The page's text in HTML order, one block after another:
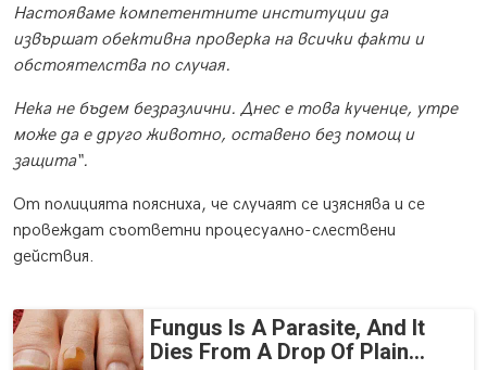
Настояваме компетентните институции да
извършат обективна проверка на всички факти и
обстоятелства по случая.
Нека не бъдем безразлични. Днес е това кученце, утре
може да е друго животно, оставено без помощ и
защита“.
От полицията поясниха, че случаят се изяснява и се
провеждат съответни процесуално-слествени
действия.
Fungus Is A Parasite, And It
Dies From A Drop Of Plain...